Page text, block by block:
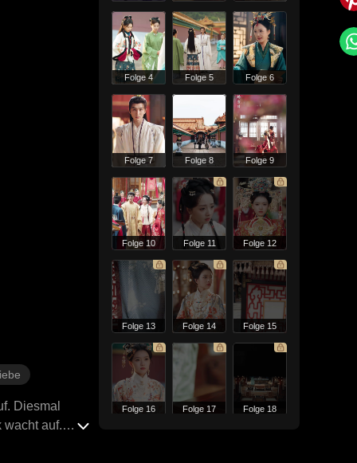
Diesmal
wacht auf.
Folge 4 Folge 5 Folge 6
Folge 7 Folge 8 Folge 9
Folge 10 Folge 11 Folge 12
Folge 13 Folge 14 Folge 15
Folge 16 Folge 17 Folge 18